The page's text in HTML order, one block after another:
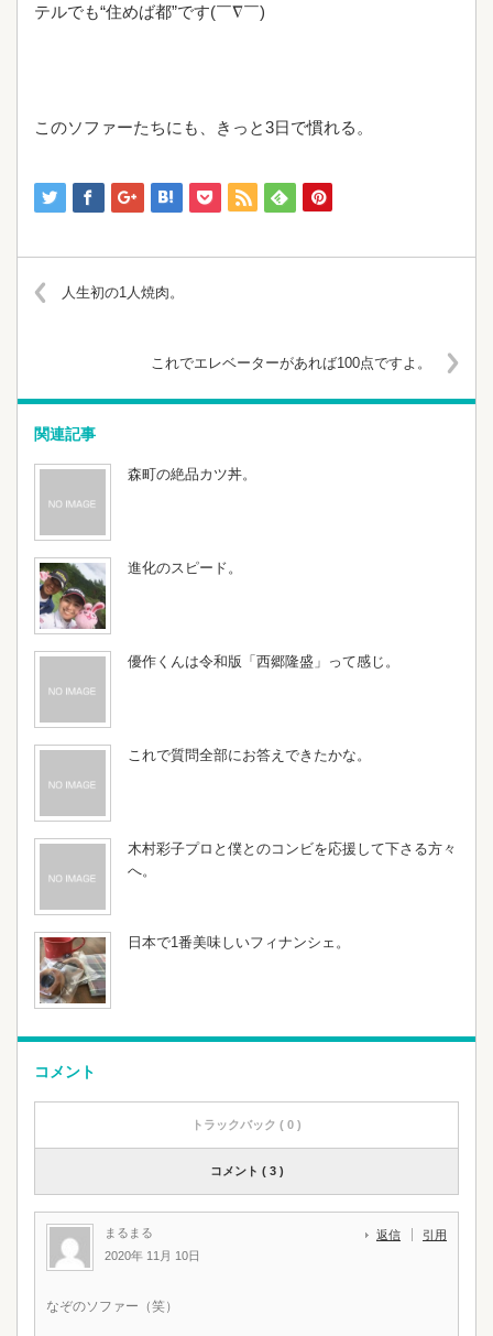
テルでも“住めば都”です(￣∇￣)
このソファーたちにも、きっと3日で慣れる。
人生初の1人焼肉。
これでエレベーターがあれば100点ですよ。
関連記事
森町の絶品カツ丼。
進化のスピード。
優作くんは令和版「西郷隆盛」って感じ。
これで質問全部にお答えできたかな。
木村彩子プロと僕とのコンビを応援して下さる方々
へ。
日本で1番美味しいフィナンシェ。
コメント
トラックバック ( 0 )
コメント ( 3 )
まるまる
2020年 11月 10日
返信 引用
なぞのソファー（笑）